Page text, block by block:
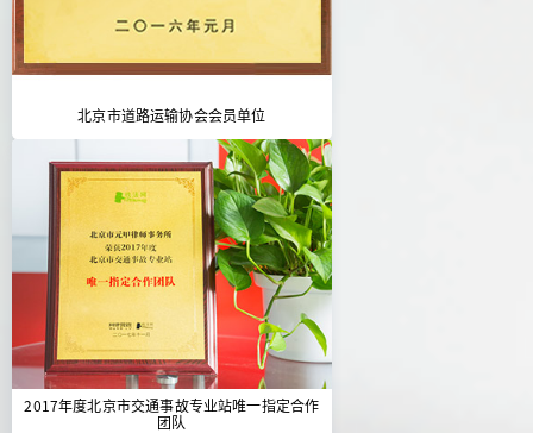
北京市道路运输协会会员单位
2017年度北京市交通事故专业站唯一指定合作
团队